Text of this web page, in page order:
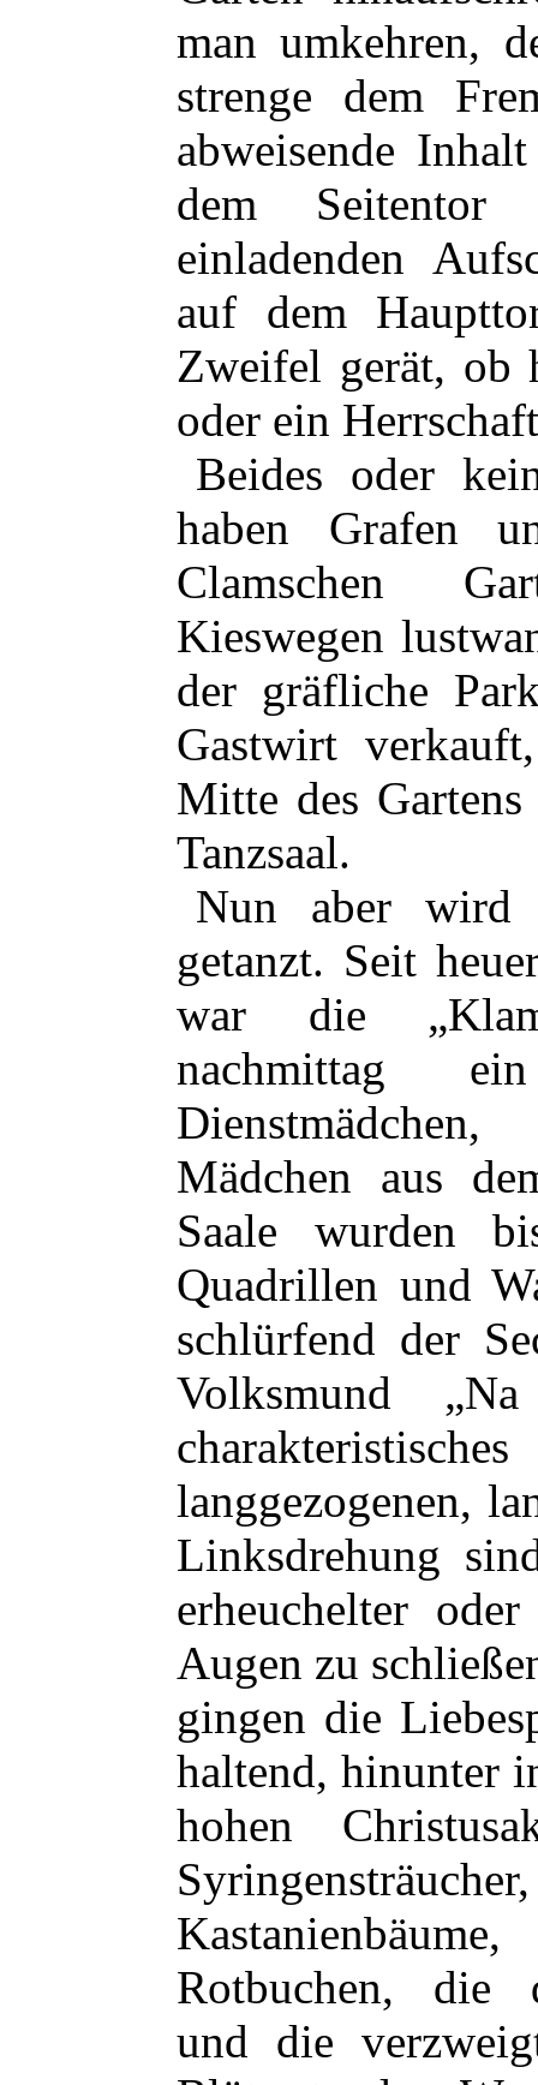
man umkehren,
strenge dem
abweisende
dem
einladenden
auf dem
Zweifel gerät, ob
oder ein
Beides oder
haben Grafen
Clamschen
Kieswegen
der gräfliche
Gastwirt
Mitte des
Tanzsaal.
Nun aber wird
getanzt. Seit
war die
nachmittag
Mädchen aus
Saale wurden
Quadrillen und
schlürfend der
Volksmund
langgezogenen,
Linksdrehung
erheuchelter
Augen zu
gingen die
haltend, hinunter
hohen
Rotbuchen, die
und die